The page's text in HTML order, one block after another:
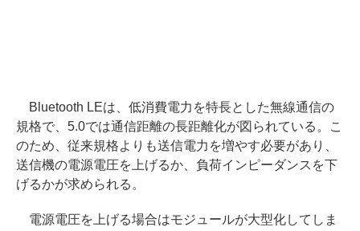
Bluetooth LEは、低消費電力を特長とした無線通信の
規格で、5.0では通信距離の長距離化が図られている。こ
のため、従来規格よりも送信電力を増やす必要があり、
送信機の電源電圧を上げるか、負荷インピーダンスを下
げるかが求められる。
電源電圧を上げる場合はモジュールが大型化してしま